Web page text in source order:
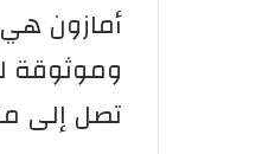
أمازون
وموثوقة
تصل إلى